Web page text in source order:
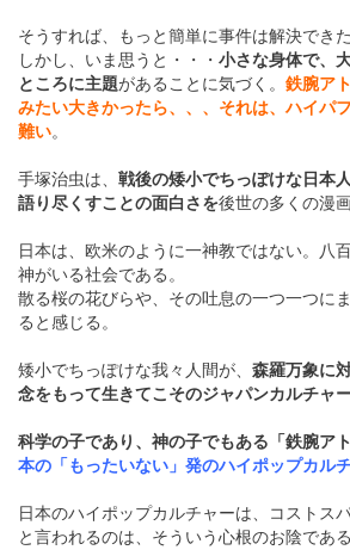
そうすれば、もっと簡単に事件は解決できた
しかし、いま思うと・・・ 小さな身体で、
ところに主題があることに気づく。 鉄腕ア
みたい大きかったら、、、それは、ハイパ
難い。
手塚治虫は、 戦後の矮小でちっぽけな日本
語り尽くすことの面白さを後世の多くの漫
日本は、欧米のように一神教ではない。八
神がいる社会である。
散る桜の花びらや、その吐息の一つ一つに
ると感じる。
矮小でちっぽけな我々人間が、 森羅万象に
念をもって生きてこそのジャパンカルチャ
科学の子であり、神の子でもある「鉄腕アト
本の「もったいない」発のハイポップカル
日本のハイポップカルチャーは、コストス
と言われるのは、そういう心根のお陰である